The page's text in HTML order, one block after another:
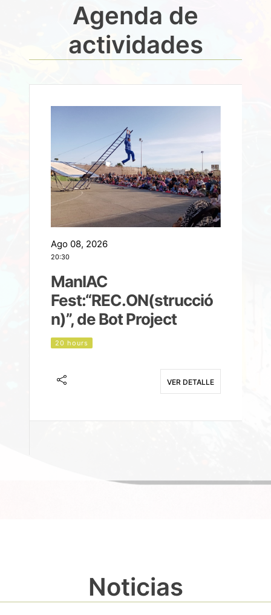
Agenda de
actividades
Ago 08, 2026
20:30
ManIAC
Fest:“REC.ON(strucció
n)”, de Bot Project
20 hours
VER DETALLE
Noticias